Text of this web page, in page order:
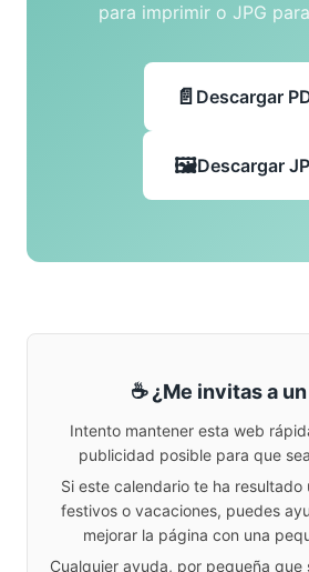
para imprimir o JPG
Descargar
Descargar
☕ ¿Me invitas a
Intento mantener esta web
publicidad posible para que
Si este calendario te ha
festivos o vacaciones, puedes
mejorar la página con una
Cualquier ayuda, por pequeña que